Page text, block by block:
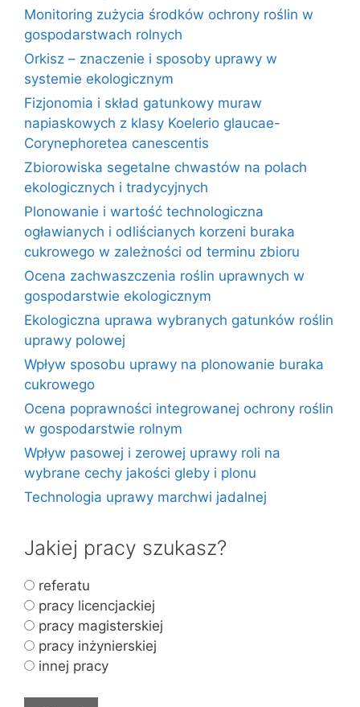
Monitoring zużycia środków ochrony roślin w
gospodarstwach rolnych
Orkisz – znaczenie i sposoby uprawy w
systemie ekologicznym
Fizjonomia i skład gatunkowy muraw
napiaskowych z klasy Koelerio glaucae-
Corynephoretea canescentis
Zbiorowiska segetalne chwastów na polach
ekologicznych i tradycyjnych
Plonowanie i wartość technologiczna
ogławianych i odliścianych korzeni buraka
cukrowego w zależności od terminu zbioru
Ocena zachwaszczenia roślin uprawnych w
gospodarstwie ekologicznym
Ekologiczna uprawa wybranych gatunków roślin
uprawy polowej
Wpływ sposobu uprawy na plonowanie buraka
cukrowego
Ocena poprawności integrowanej ochrony roślin
w gospodarstwie rolnym
Wpływ pasowej i zerowej uprawy roli na
wybrane cechy jakości gleby i plonu
Technologia uprawy marchwi jadalnej
Jakiej pracy szukasz?
referatu
pracy licencjackiej
pracy magisterskiej
pracy inżynierskiej
innej pracy